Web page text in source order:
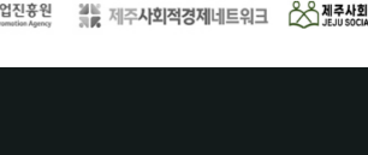
제공하는 기타의 서비스
니다.
통한 광고 및 서비스 관련 정보를 제공할